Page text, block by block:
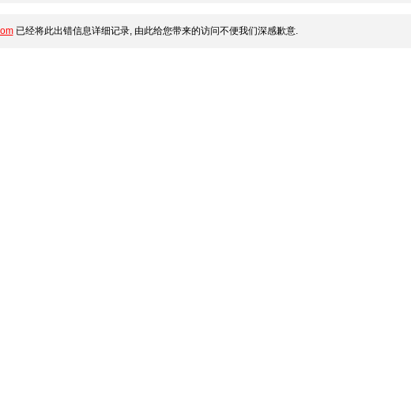
已经将此出错信息详细记录, 由此给您带来的访问不便我们深感歉意.